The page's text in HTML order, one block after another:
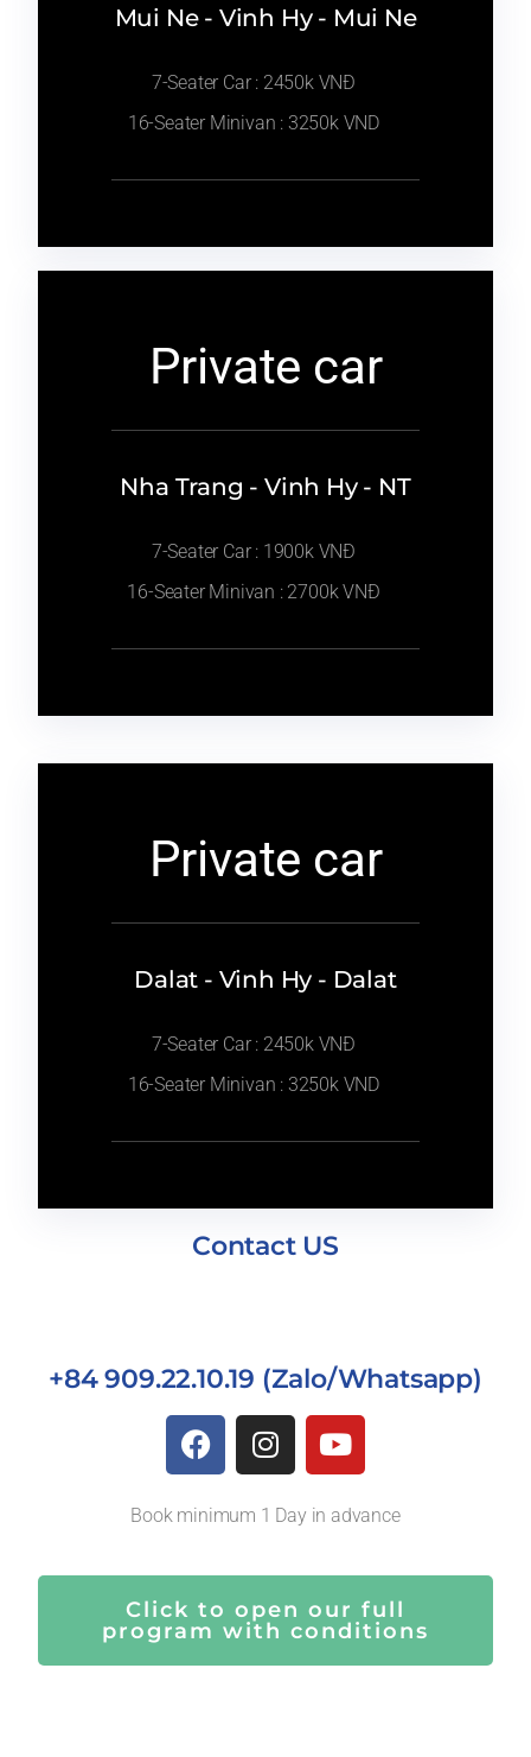
Mui Ne - Vinh Hy - Mui Ne
7-Seater Car : 2450k VNĐ
16-Seater Minivan : 3250k VND
Private car
Nha Trang - Vinh Hy - NT
7-Seater Car : 1900k VNĐ
16-Seater Minivan : 2700k VNĐ
Private car
Dalat - Vinh Hy - Dalat
7-Seater Car : 2450k VNĐ
16-Seater Minivan : 3250k VND
Contact US
+84 909.22.10.19 (Zalo/Whatsapp)
Book minimum 1 Day in advance
Click to open our full
program with conditions